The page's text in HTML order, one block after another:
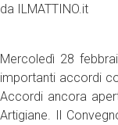
da ILMATTINO.it
Mercoledì 28
importanti accordi
Accordi ancora
Artigiane. Il